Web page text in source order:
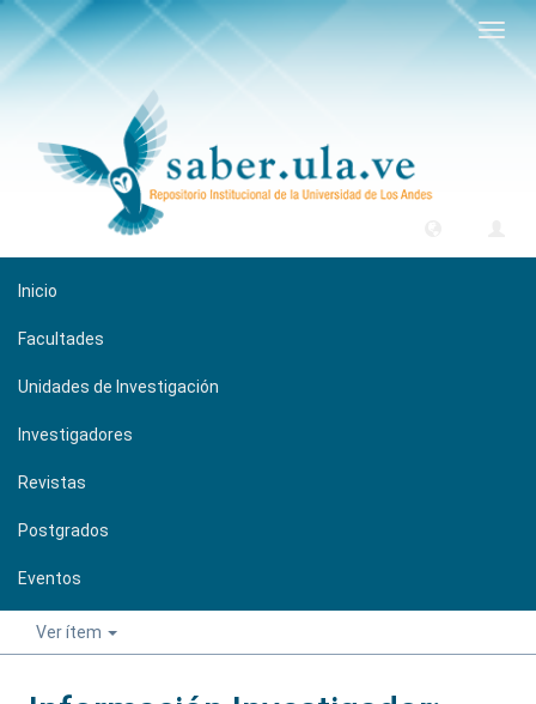
Inicio
Facultades
Unidades de Investigación
Investigadores
Revistas
Postgrados
Eventos
Ver ítem